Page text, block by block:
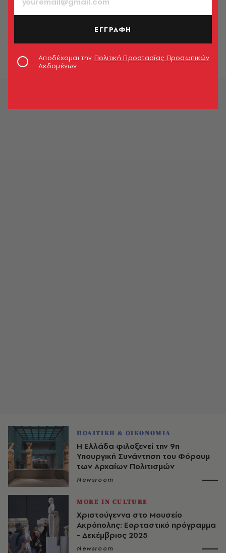
ΕΙΚΑΣΤΙΚΑ
Έμπνευση. Αρχαία Ελληνική Τέχνη
στην Ιταλία: Η νέα έκθεση στο
ΠΟΛΙΤΙΚΗ & ΟΙΚΟΝΟΜΙΑ
Η Ελλάδα φιλοξενεί την 9η
Υπουργική Συνάντηση του Φόρουμ
των Αρχαίων Πολιτισμών
Newsroom
MORE IN CULTURE
Χριστούγεννα στο Μουσείο
Ακρόπολης: Εορταστικό πρόγραμμα
- Δεκέμβριος 2025
Newsroom
ΕΓΓΡΑΦΗ
Αποδέχομαι την Πολιτική Προστασίας Προσωπικών
Δεδομένων